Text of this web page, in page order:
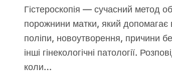
Гістероскопія — сучасний метод обстеження
порожнини матки, який допомагає
поліпи, новоутворення, причини
інші гінекологічні патології.
коли…